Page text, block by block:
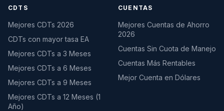
CDTS
Mejores CDTs 2026
CDTs con mayor tasa EA
Mejores CDTs a 3 Meses
Mejores CDTs a 6 Meses
Mejores CDTs a 9 Meses
Mejores CDTs a 12 Meses (1
Año)
CUENTAS
Mejores Cuentas de Ahorro
2026
Cuentas Sin Cuota de Manejo
Cuentas Más Rentables
Mejor Cuenta en Dólares